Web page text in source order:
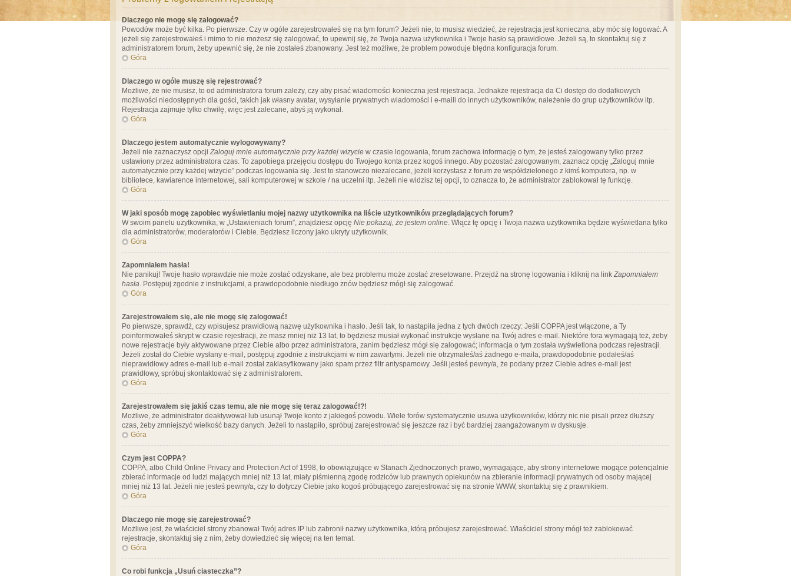
Dlaczego nie mogę się zalogować?
Powodów może być kilka. Po pierwsze: Czy w ogóle zarejestrowałeś się na tym forum? Jeżeli nie, to musisz wiedzieć, że rejestracja jest konieczna, aby móc się logować. A
jeżeli się zarejestrowałeś i mimo to nie możesz się zalogować, to upewnij się, że Twoja nazwa użytkownika i Twoje hasło są prawidłowe. Jeżeli są, to skontaktuj się z
administratorem forum, żeby upewnić się, że nie zostałeś zbanowany. Jest też możliwe, że problem powoduje błędna konfiguracja forum.
Góra
Dlaczego w ogóle muszę się rejestrować?
Możliwe, że nie musisz, to od administratora forum zależy, czy aby pisać wiadomości konieczna jest rejestracja. Jednakże rejestracja da Ci dostęp do dodatkowych
możliwości niedostępnych dla gości, takich jak własny avatar, wysyłanie prywatnych wiadomości i e-maili do innych użytkowników, należenie do grup użytkowników itp.
Rejestracja zajmuje tylko chwilę, więc jest zalecane, abyś ją wykonał.
Góra
Dlaczego jestem automatycznie wylogowywany?
Jeżeli nie zaznaczysz opcji Zaloguj mnie automatycznie przy każdej wizycie w czasie logowania, forum zachowa informację o tym, że jesteś zalogowany tylko przez
ustawiony przez administratora czas. To zapobiega przejęciu dostępu do Twojego konta przez kogoś innego. Aby pozostać zalogowanym, zaznacz opcję „Zaloguj mnie
automatycznie przy każdej wizycie” podczas logowania się. Jest to stanowczo niezalecane, jeżeli korzystasz z forum ze współdzielonego z kimś komputera, np. w
bibliotece, kawiarence internetowej, sali komputerowej w szkole / na uczelni itp. Jeżeli nie widzisz tej opcji, to oznacza to, że administrator zablokował tę funkcję.
Góra
W jaki sposób mogę zapobiec wyświetlaniu mojej nazwy użytkownika na liście użytkowników przeglądających forum?
W swoim panelu użytkownika, w „Ustawieniach forum”, znajdziesz opcję Nie pokazuj, że jestem online. Włącz tę opcję i Twoja nazwa użytkownika będzie wyświetlana tylko
dla administratorów, moderatorów i Ciebie. Będziesz liczony jako ukryty użytkownik.
Góra
Zapomniałem hasła!
Nie panikuj! Twoje hasło wprawdzie nie może zostać odzyskane, ale bez problemu może zostać zresetowane. Przejdź na stronę logowania i kliknij na link Zapomniałem
hasła. Postępuj zgodnie z instrukcjami, a prawdopodobnie niedługo znów będziesz mógł się zalogować.
Góra
Zarejestrowałem się, ale nie mogę się zalogować!
Po pierwsze, sprawdź, czy wpisujesz prawidłową nazwę użytkownika i hasło. Jeśli tak, to nastąpiła jedna z tych dwóch rzeczy: Jeśli COPPA jest włączone, a Ty
poinformowałeś skrypt w czasie rejestracji, że masz mniej niż 13 lat, to będziesz musiał wykonać instrukcje wysłane na Twój adres e-mail. Niektóre fora wymagają też, żeby
nowe rejestracje były aktywowane przez Ciebie albo przez administratora, zanim będziesz mógł się zalogować; informacja o tym została wyświetlona podczas rejestracji.
Jeżeli został do Ciebie wysłany e-mail, postępuj zgodnie z instrukcjami w nim zawartymi. Jeżeli nie otrzymałeś/aś żadnego e-maila, prawdopodobnie podałeś/aś
nieprawidłowy adres e-mail lub e-mail został zaklasyfikowany jako spam przez filtr antyspamowy. Jeśli jesteś pewny/a, że podany przez Ciebie adres e-mail jest
prawidłowy, spróbuj skontaktować się z administratorem.
Góra
Zarejestrowałem się jakiś czas temu, ale nie mogę się teraz zalogować!?!
Możliwe, że administrator deaktywował lub usunął Twoje konto z jakiegoś powodu. Wiele forów systematycznie usuwa użytkowników, którzy nic nie pisali przez dłuższy
czas, żeby zmniejszyć wielkość bazy danych. Jeżeli to nastąpiło, spróbuj zarejestrować się jeszcze raz i być bardziej zaangażowanym w dyskusje.
Góra
Czym jest COPPA?
COPPA, albo Child Online Privacy and Protection Act of 1998, to obowiązujące w Stanach Zjednoczonych prawo, wymagające, aby strony internetowe mogące potencjalnie
zbierać informacje od ludzi mających mniej niż 13 lat, miały piśmienną zgodę rodziców lub prawnych opiekunów na zbieranie informacji prywatnych od osoby mającej
mniej niż 13 lat. Jeżeli nie jesteś pewny/a, czy to dotyczy Ciebie jako kogoś próbującego zarejestrować się na stronie WWW, skontaktuj się z prawnikiem.
Góra
Dlaczego nie mogę się zarejestrować?
Możliwe jest, że właściciel strony zbanował Twój adres IP lub zabronił nazwy użytkownika, którą próbujesz zarejestrować. Właściciel strony mógł też zablokować
rejestracje, skontaktuj się z nim, żeby dowiedzieć się więcej na ten temat.
Góra
Co robi funkcja „Usuń ciasteczka”?